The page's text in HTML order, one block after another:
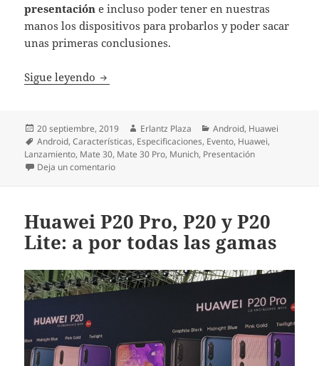
presentación e incluso poder tener en nuestras
manos los dispositivos para probarlos y poder sacar
unas primeras conclusiones.
Sigue leyendo Nuevos Huawei Mate 30 y Mate 30 Pro, te
Publicado
el
20 septiembre, 2019 Autor
Erlantz Plaza Categorías
Android, Huawei
Etiquetas
Android,Características, Especificaciones, Evento, Huawei,
Lanzamiento, Mate 30, Mate 30 Pro, Munich, Presentación
Deja un comentarioen Nuevos Huawei Mate 30 y Mate 30 Pro, te lo
Huawei P20 Pro, P20 y P20
Lite: a por todas las gamas